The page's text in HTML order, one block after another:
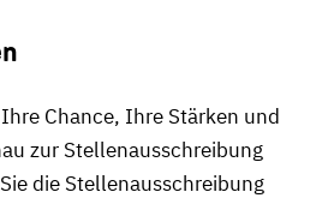
Chance, Ihre Stärken und
zur Stellenausschreibung
die Stellenausschreibung